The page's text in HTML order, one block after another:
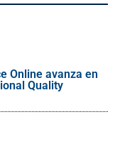
Online avanza en
Quality